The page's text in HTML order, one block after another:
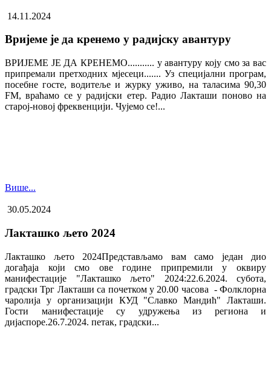
14.11.2024
Вријеме је да кренемо у радијску авантуру
ВРИЈЕМЕ ЈЕ ДА КРЕНЕМО........... у авантуру коју смо за вас
припремали претходних мјесеци....... Уз специјални програм,
посебне госте, водитеље и журку уживо, на таласима 90,30
FM, враћамо се у радијски етер. Радио Лакташи поново на
старој-новој фреквенцији. Чујемо се!...
Више...
30.05.2024
Лакташко љето 2024
Лакташко љето 2024Представљамо вам само један дио
догађаја који смо ове године припремили у оквиру
манифестације "Лакташко љето" 2024:22.6.2024. субота,
градски Трг Лакташи са почетком у 20.00 часова - Фолклорна
чаролија у организацији КУД "Славко Мандић" Лакташи.
Гости манифестације су удружења из региона и
дијаспоре.26.7.2024. петак, градски...